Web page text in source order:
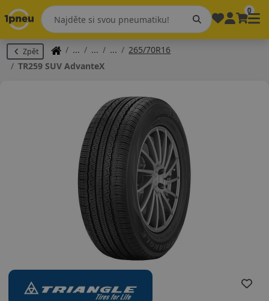
0
Zpět
265/70R16
TR259 SUV AdvanteX